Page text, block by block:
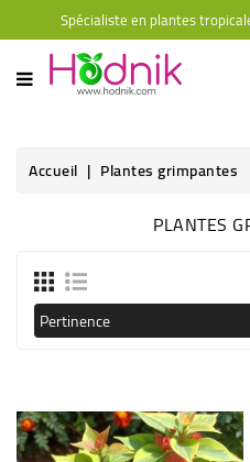
Spécialiste en plantes
CATÉGORIE
PLANTES
GRIMPANTES
HIBISCUS
BRUGMANSIAS
PLANTES
RETOMBANTES
Accueil
Plantes grimpantes
PLANTES
Pertinence